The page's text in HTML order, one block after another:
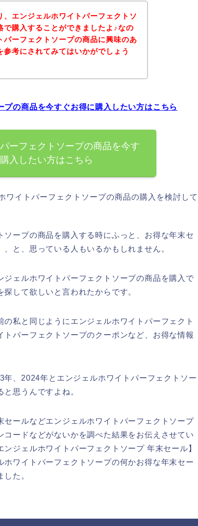
、エンジェルホワイトパーフェクトソ
で購入することができましたよ♪なの
パーフェクトソープの商品に興味のあ
参考にされてみてはいかがでしょう
の商品を今すぐお得に購入したい方はこちら
ーフェクトソープの商品を今す
入したい方はこちら
ワイトパーフェクトソープの商品の購入を検討して
ープの商品を購入する時にふっと、お得な年末セ
と、思っている人もいるかもしれません。
ジェルホワイトパーフェクトソープの商品を購入で
して欲しいと言われたからです。
私と同じようにエンジェルホワイトパーフェクト
パーフェクトソープのクーポンなど、お得な情報
、2024年とエンジェルホワイトパーフェクトソー
思うんですよね。
セールなどエンジェルホワイトパーフェクトソープ
ードなどがないかを調べた結果をお伝えさせてい
ジェルホワイトパーフェクトソープ 年末セール】
ワイトパーフェクトソープの何かお得な年末セー
た。